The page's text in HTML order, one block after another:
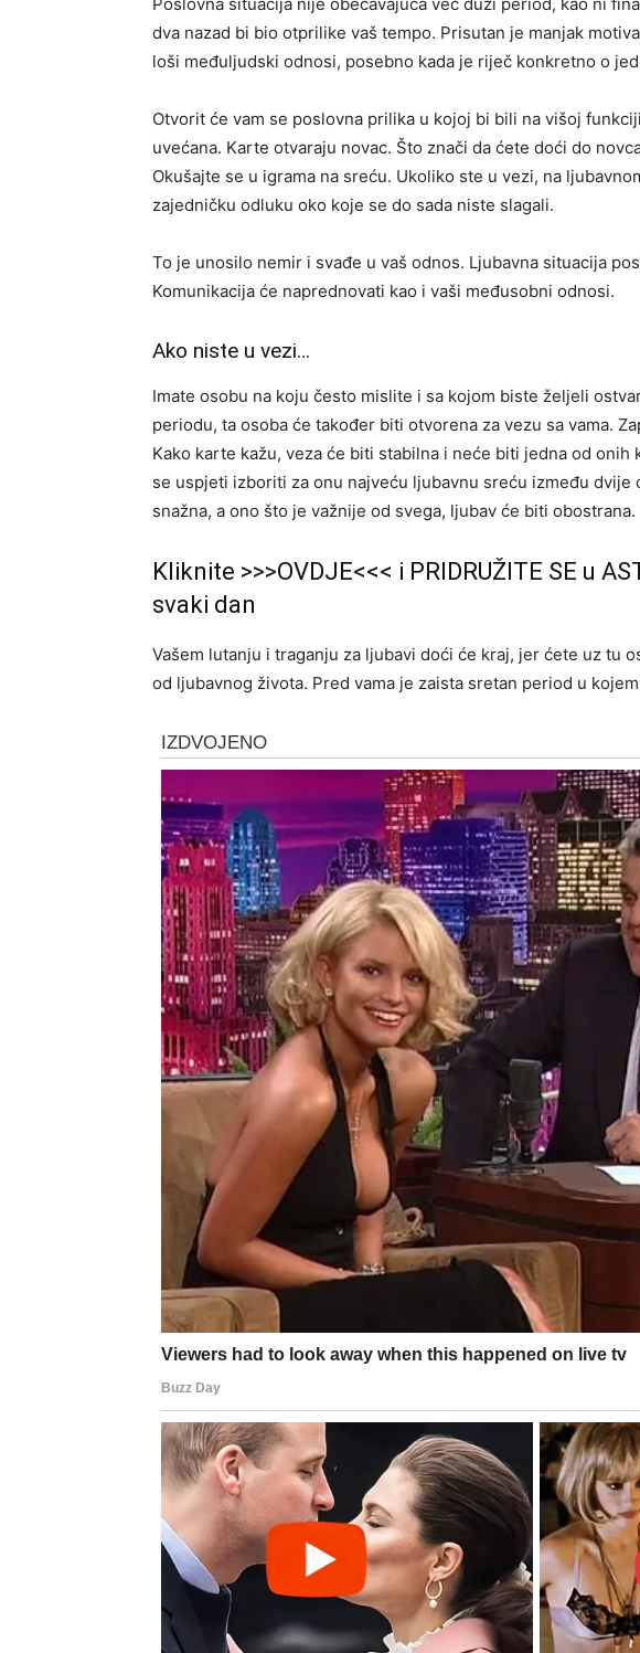
dva nazad bi bio otprilike vaš tempo. Prisutan je manjak
loši međuljudski odnosi, posebno kada je riječ konkretno o
Otvorit će vam se poslovna prilika u kojoj bi bili na višoj
uvećana. Karte otvaraju novac. Što znači da ćete doći do
Okušajte se u igrama na sreću. Ukoliko ste u vezi, na
zajedničku odluku oko koje se do sada niste slagali.
To je unosilo nemir i svađe u vaš odnos. Ljubavna situacija
Komunikacija će naprednovati kao i vaši međusobni odnosi.
Ako niste u vezi…
Imate osobu na koju često mislite i sa kojom biste željeli
periodu, ta osoba će također biti otvorena za vezu sa vama.
Kako karte kažu, veza će biti stabilna i neće biti jedna od
se uspjeti izboriti za onu najveću ljubavnu sreću između dvije
snažna, a ono što je važnije od svega, ljubav će biti obostrana.
Kliknite >>>OVDJE<<< i PRIDRUŽITE SE u
svaki dan
Vašem lutanju i traganju za ljubavi doći će kraj, jer ćete uz tu
od ljubavnog života. Pred vama je zaista sretan period u